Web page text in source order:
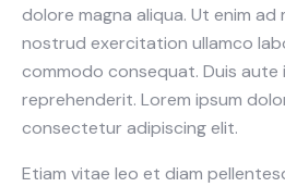
dolore magna aliqua. Ut enim ad
nostrud exercitation ullamco
commodo consequat. Duis aute
reprehenderit. Lorem ipsum
consectetur adipiscing elit.
Etiam vitae leo et diam